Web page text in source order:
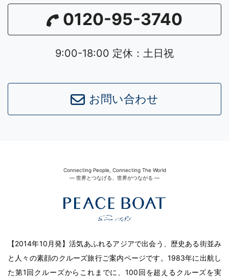
Leaflet |©OpenStreetMap
0120-95-3740
9:00-18:00 定休：土日祝
お問い合わせ
Connecting People, Connecting The World
― 世界とつなげる、世界がつながる ―
【2014年10月発】活気あふれるアジアで出会う、歴史ある街並み
と人々の素顔のクルーズ旅行ご案内ページです。1983年に出航し
た第1回クルーズからこれまでに、100回を超えるクルーズを実